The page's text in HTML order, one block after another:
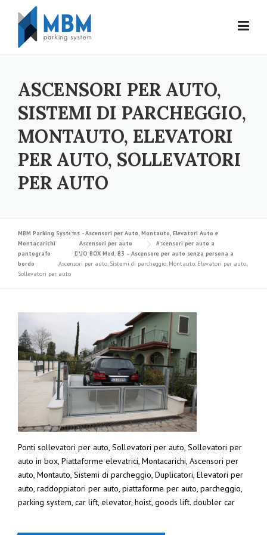
Skip to content
ASCENSORI PER AUTO,
SISTEMI DI PARCHEGGIO,
MONTAUTO, ELEVATORI
PER AUTO, SOLLEVATORI
PER AUTO
MBM Parking Systems - Ascensori per Auto, Montauto, Elevatori Auto e
Montacarichi
Ascensori per auto
Ascensori per auto a
pantografo
DUO BOX Mod. B3 – Ascensore per auto senza persona a
bordo
Ascensori per auto, Sistemi di parcheggio, Montauto, Elevatori per auto,
Sollevatori per auto
Ponti sollevatori per auto, Sollevatori per auto, Sollevatori per
auto in box, Piattaforme elevatrici, Montacarichi, Ascensori per
auto, Montauto, Sistemi di parcheggio, Duplicatori, Elevatori per
auto, raddoppiatori per auto, piattaforme per auto, parcheggio,
parking system, car lift, elevator, hoist, goods lift. doubler car